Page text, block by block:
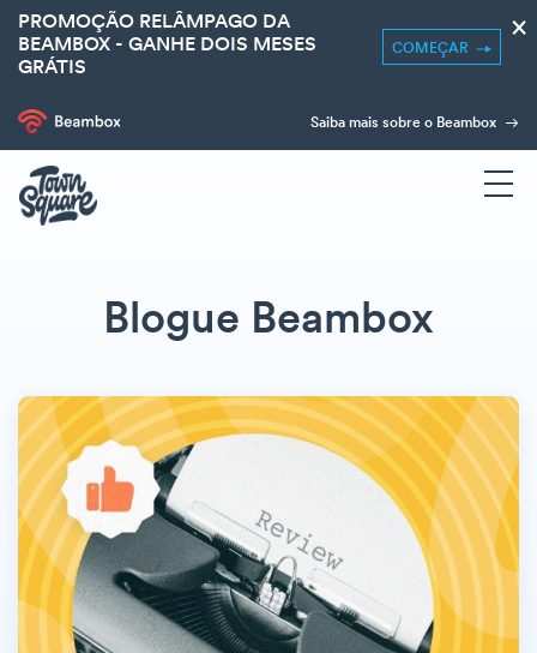
PROMOÇÃO RELÂMPAGO DA
BEAMBOX - GANHE DOIS MESES
GRÁTIS
COMEÇAR
×
Saiba mais sobre o Beambox
Blogue Beambox